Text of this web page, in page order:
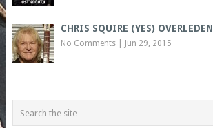
CHRIS SQUIRE (YES) OVERLEDEN
No Comments| Jun 29, 2015